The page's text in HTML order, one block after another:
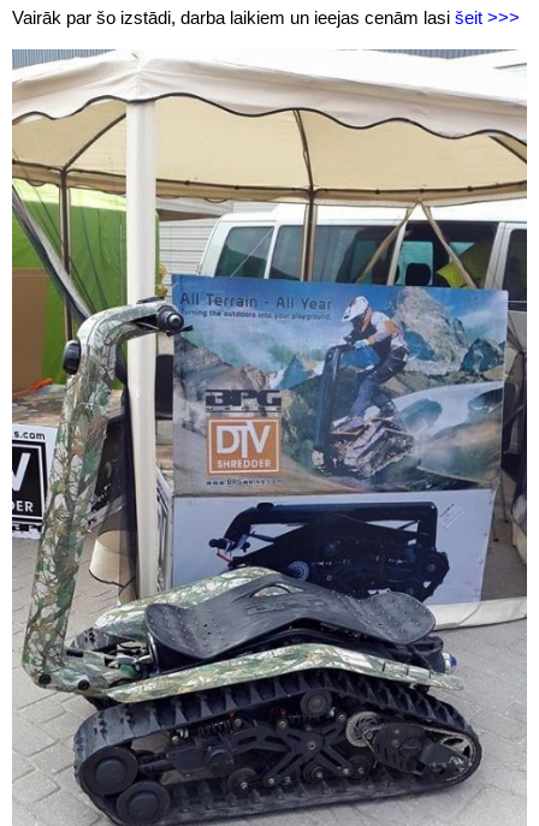
Vairāk par šo izstādi, darba laikiem un ieejas cenām lasi šeit >>>